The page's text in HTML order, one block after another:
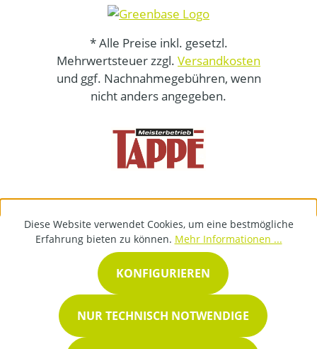
* Alle Preise inkl. gesetzl.
Mehrwertsteuer zzgl. Versandkosten
und ggf. Nachnahmegebühren, wenn
nicht anders angegeben.
Diese Website verwendet Cookies, um eine bestmögliche
Erfahrung bieten zu können. Mehr Informationen ...
NUR TECHNISCH NOTWENDIGE
KONFIGURIEREN